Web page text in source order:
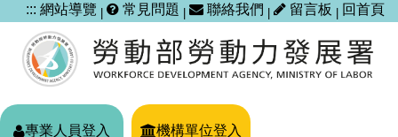
跳
到
主
要
內
容
區
::: 網站導覽 常見問題 聯絡我們 留言板 回首頁
專業人員登入 機構單位登入